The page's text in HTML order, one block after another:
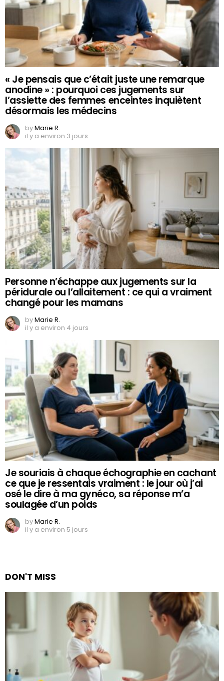
« Je pensais que c’était juste une remarque
anodine » : pourquoi ces jugements sur
l’assiette des femmes enceintes inquiètent
désormais les médecins
byMarie R.
il y a environ 3 jours
Personne n’échappe aux jugements sur la
péridurale ou l’allaitement : ce qui a vraiment
changé pour les mamans
byMarie R.
il y a environ 4 jours
Je souriais à chaque échographie en cachant
ce que je ressentais vraiment : le jour où j’ai
osé le dire à ma gynéco, sa réponse m’a
soulagée d’un poids
byMarie R.
il y a environ 5 jours
DON'T MISS